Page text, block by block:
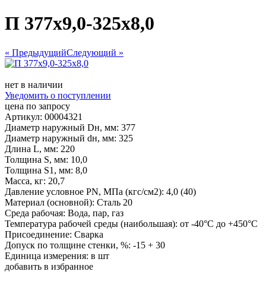
П 377х9,0-325х8,0
« ПредыдущийСледующий »
нет в наличии
Уведомить о поступлении
цена по запросу
Артикул: 00004321
Диаметр наружный Dн, мм: 377
Диаметр наружный dн, мм: 325
Длина L, мм: 220
Толщина S, мм: 10,0
Толщина S1, мм: 8,0
Масса, кг: 20,7
Давление условное PN, МПа (кгс/см2): 4,0 (40)
Материал (основной): Сталь 20
Среда рабочая: Вода, пар, газ
Температура рабочей среды (наибольшая): от -40°С до +450°С
Присоединение: Сварка
Допуск по толщине стенки, %: -15 + 30
Единица измерения: в шт
добавить в избранное